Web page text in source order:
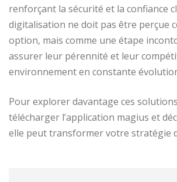
renforçant la sécurité et la confiance
digitalisation ne doit pas être perçue
option, mais comme une étape
assurer leur pérennité et leur
environnement en constante
Pour explorer davantage ces
télécharger l’application magius et
elle peut transformer votre stratégie